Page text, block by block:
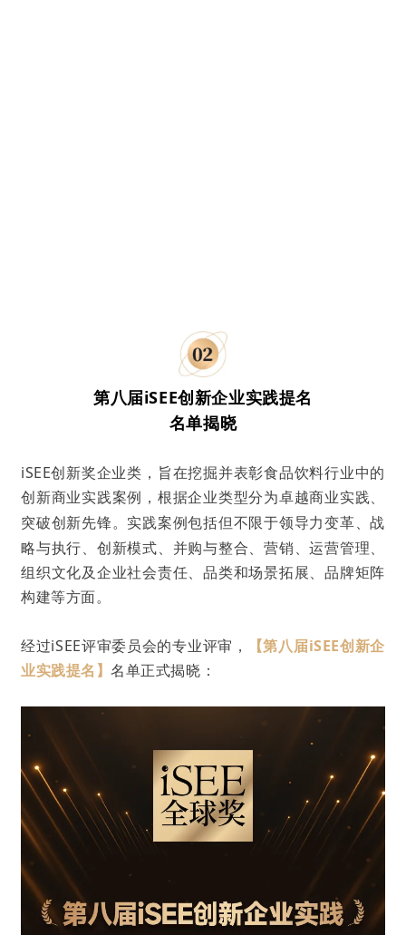
第八届iSEE创新企业实践提名
名单揭晓
iSEE创新奖企业类，旨在挖掘并表彰食品饮料行业中的
创新商业实践案例，根据企业类型分为卓越商业实践、
突破创新先锋。实践案例包括但不限于领导力变革、战
略与执行、创新模式、并购与整合、营销、运营管理、
组织文化及企业社会责任、品类和场景拓展、品牌矩阵
构建等方面。
经过iSEE评审委员会的专业评审， 【第八届iSEE创新企
业实践提名 】名单正式揭晓：